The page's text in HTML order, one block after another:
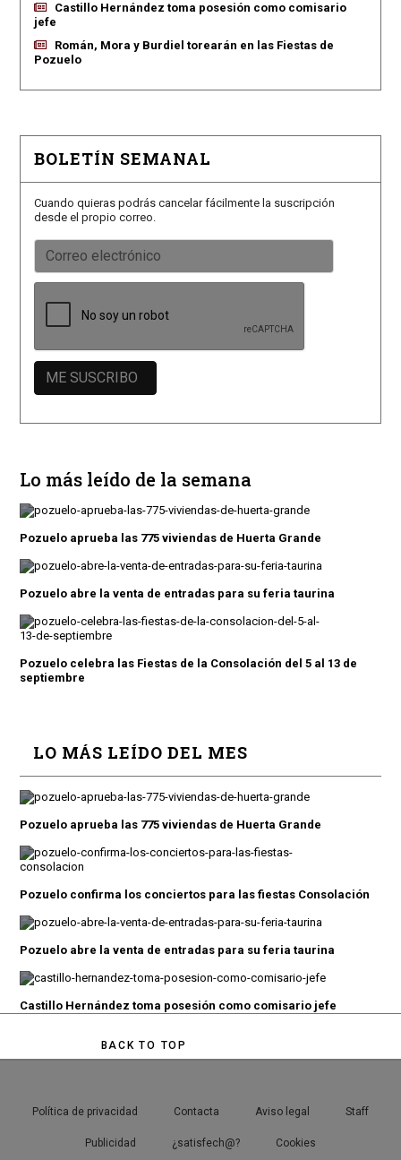
Castillo Hernández toma posesión como comisario
jefe
Román, Mora y Burdiel torearán en las Fiestas de
Pozuelo
BOLETÍN SEMANAL
Cuando quieras podrás cancelar fácilmente la suscripción
desde el propio correo.
Lo más leído de la semana
Pozuelo aprueba las 775 viviendas de Huerta Grande
Pozuelo abre la venta de entradas para su feria taurina
Pozuelo celebra las Fiestas de la Consolación del 5 al 13 de
septiembre
LO MÁS LEÍDO DEL MES
Pozuelo aprueba las 775 viviendas de Huerta Grande
Pozuelo confirma los conciertos para las fiestas Consolación
Pozuelo abre la venta de entradas para su feria taurina
Castillo Hernández toma posesión como comisario jefe
BACK TO TOP
Política de privacidad Contacta Aviso legal Staff
Publicidad ¿satisfech@? Cookies